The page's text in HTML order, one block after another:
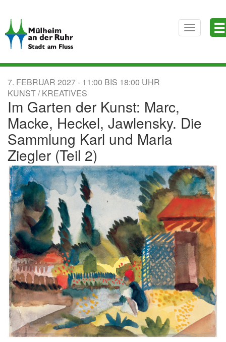
zum
Inhalt
Toggle
navigation
☰
7. FEBRUAR 2027 11:00 BIS 18:00
KUNST / KREATIVES
Im Garten der Kunst: Marc,
Macke, Heckel, Jawlensky. Die
Sammlung Karl und Maria
Ziegler (Teil 2)